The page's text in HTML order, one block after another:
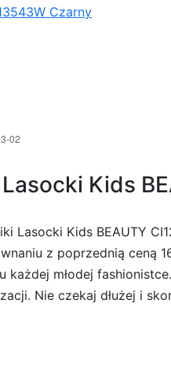
Czarny
Kids
Lasocki Kids BEAUTY
z poprzednią ceną
młodej
Nie czekaj dłużej i